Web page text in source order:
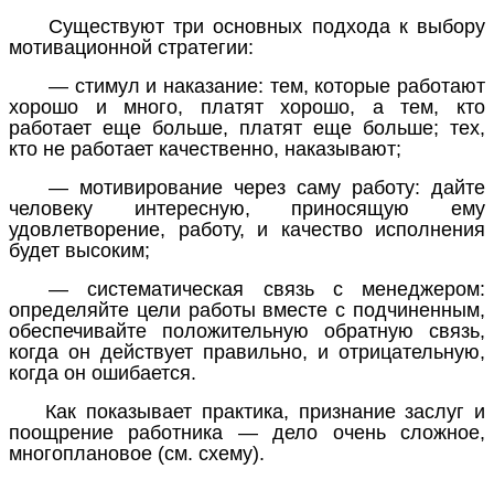
Существуют три основных подхода к выбору
мотивационной стратегии:
— стимул и наказание: тем, которые работают
хорошо и много, платят хорошо, а тем, кто
работает еще больше, платят еще больше; тех,
кто не работает качественно, наказывают;
— мотивирование через саму работу: дайте
человеку интересную, приносящую ему
удовлетворение, работу, и качество исполнения
будет высоким;
— систематическая связь с менеджером:
определяйте цели работы вместе с подчиненным,
обеспечивайте положительную обратную связь,
когда он действует правильно, и отрицательную,
когда он ошибается.
Как показывает практика, признание заслуг и
поощрение работника — дело очень сложное,
многоплановое (см. схему).